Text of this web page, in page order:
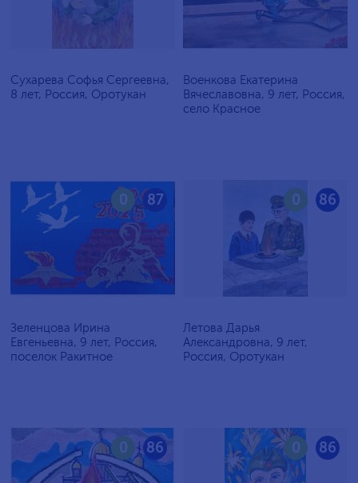
Сухарева Софья Сергеевна,
8 лет, Россия, Оротукан
Военкова Екатерина
Вячеславовна, 9 лет, Россия,
село Красное
87
0
Зеленцова Ирина
Евгеньевна, 9 лет, Россия,
поселок Ракитное
86
0
Летова Дарья
Александровна, 9 лет,
Россия, Оротукан
86
0 86
0